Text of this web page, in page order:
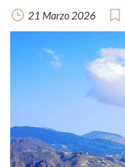
21 Marzo 2026